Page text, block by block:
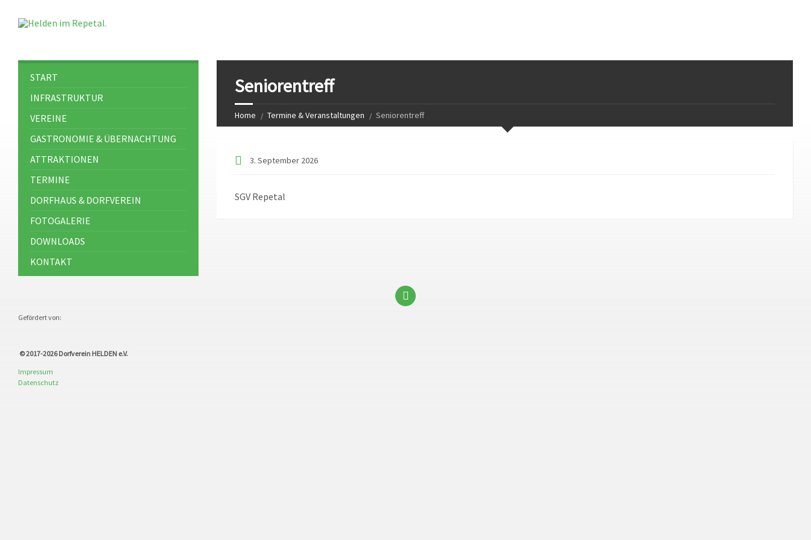
Seniorentreff
Home Termine & Veranstaltungen Seniorentreff
3. September 2026
SGV Repetal
START
INFRASTRUKTUR
VEREINE
GASTRONOMIE & ÜBERNACHTUNG
ATTRAKTIONEN
TERMINE
DORFHAUS & DORFVEREIN
FOTOGALERIE
DOWNLOADS
KONTAKT
Gefördert von:
© 2017-2026Dorfverein HELDEN e.V.
Impressum
Datenschutz